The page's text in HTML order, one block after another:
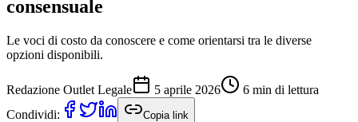
consensuale
Le voci di costo da conoscere e come orientarsi tra le diverse
opzioni disponibili.
Redazione Outlet Legale 5 aprile 2026 6 min di lettura
Condividi:
Copia link